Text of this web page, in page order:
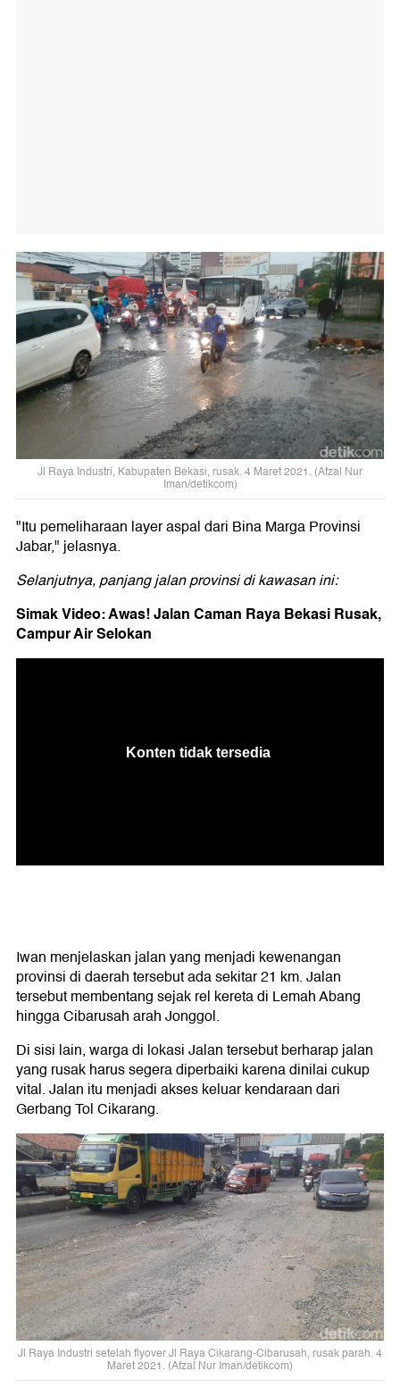
Jl Raya Industri, Kabupaten Bekasi, rusak. 4 Maret 2021. (Afzal Nur
Iman/detikcom)
"Itu pemeliharaan layer aspal dari Bina Marga Provinsi
Jabar," jelasnya.
Selanjutnya, panjang jalan provinsi di kawasan ini:
Simak Video: Awas! Jalan Caman Raya Bekasi Rusak,
Campur Air Selokan
Iwan menjelaskan jalan yang menjadi kewenangan
provinsi di daerah tersebut ada sekitar 21 km. Jalan
tersebut membentang sejak rel kereta di Lemah Abang
hingga Cibarusah arah Jonggol.
Di sisi lain, warga di lokasi Jalan tersebut berharap jalan
yang rusak harus segera diperbaiki karena dinilai cukup
vital. Jalan itu menjadi akses keluar kendaraan dari
Gerbang Tol Cikarang.
Jl Raya Industri setelah flyover Jl Raya Cikarang-Cibarusah, rusak parah. 4
Maret 2021. (Afzal Nur Iman/detikcom)